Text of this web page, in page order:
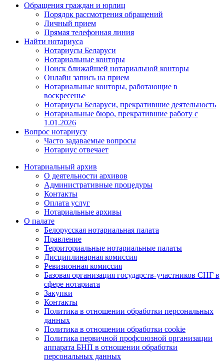
Обращения граждан и юрлиц
Порядок рассмотрения обращений
Личный прием
Прямая телефонная линия
Найти нотариуса
Нотариусы Беларуси
Нотариальные конторы
Поиск ближайшей нотариальной конторы
Онлайн запись на прием
Нотариальные конторы, работающие в
воскресенье
Нотариусы Беларуси, прекратившие деятельность
Нотариальные бюро, прекратившие работу с
1.01.2026
Вопрос нотариусу
Часто задаваемые вопросы
Нотариус отвечает
Нотариальный архив
О деятельности архивов
Административные процедуры
Контакты
Оплата услуг
Нотариальные архивы
О палате
Белорусская нотариальная палата
Правление
Территориальные нотариальные палаты
Дисциплинарная комиссия
Ревизионная комиссия
Базовая организация государств-участников СНГ в
сфере нотариата
Закупки
Контакты
Политика в отношении обработки персональных
данных
Политика в отношении обработки cookie
Политика первичной профсоюзной организации
аппарата БНП в отношении обработки
персональных данных